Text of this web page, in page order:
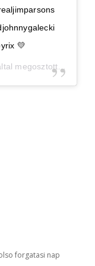
💛
bejegyzés,
forgatasi nap